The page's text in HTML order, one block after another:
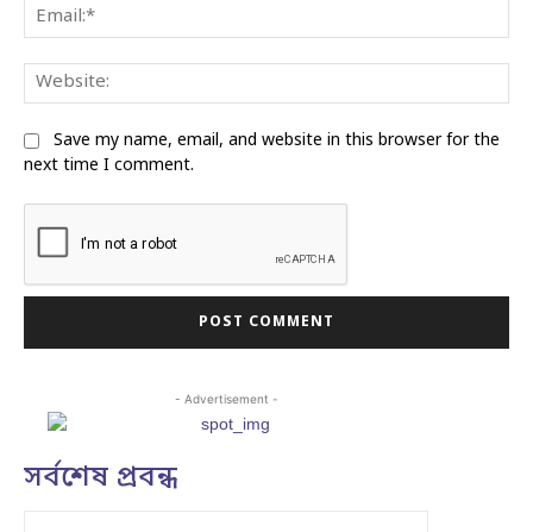
Save my name, email, and website in this browser for the
next time I comment.
- Advertisement -
সর্বশেষ প্রবন্ধ